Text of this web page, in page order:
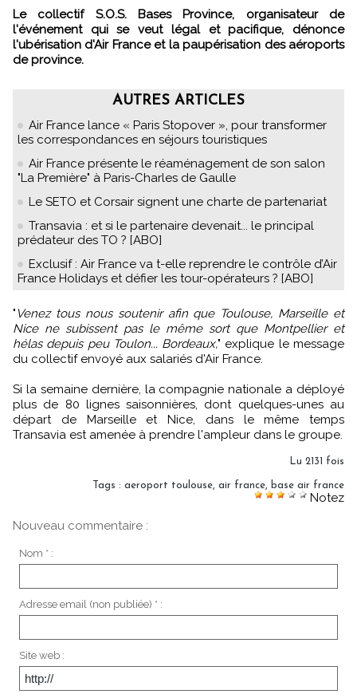
Le collectif S.O.S. Bases Province, organisateur de
l'événement qui se veut légal et pacifique, dénonce
l'ubérisation d'Air France et la paupérisation des aéroports
de province.
AUTRES ARTICLES
Air France lance « Paris Stopover », pour transformer
les correspondances en séjours touristiques
Air France présente le réaménagement de son salon
"La Première" à Paris-Charles de Gaulle
Le SETO et Corsair signent une charte de partenariat
Transavia : et si le partenaire devenait... le principal
prédateur des TO ? [ABO]
Exclusif : Air France va t-elle reprendre le contrôle d’Air
France Holidays et défier les tour-opérateurs ? [ABO]
" Venez tous nous soutenir afin que Toulouse, Marseille et
Nice ne subissent pas le même sort que Montpellier et
hélas depuis peu Toulon... Bordeaux," explique le message
du collectif envoyé aux salariés d'Air France.
Si la semaine dernière, la compagnie nationale a déployé
plus de 80 lignes saisonnières, dont quelques-unes au
départ de Marseille et Nice, dans le même temps
Transavia est amenée à prendre l'ampleur dans le groupe.
Lu 2131 fois
Tags : aeroport toulouse, air france, base air france
Notez
Nouveau commentaire :
Nom * :
Adresse email (non publiée) * :
Site web :